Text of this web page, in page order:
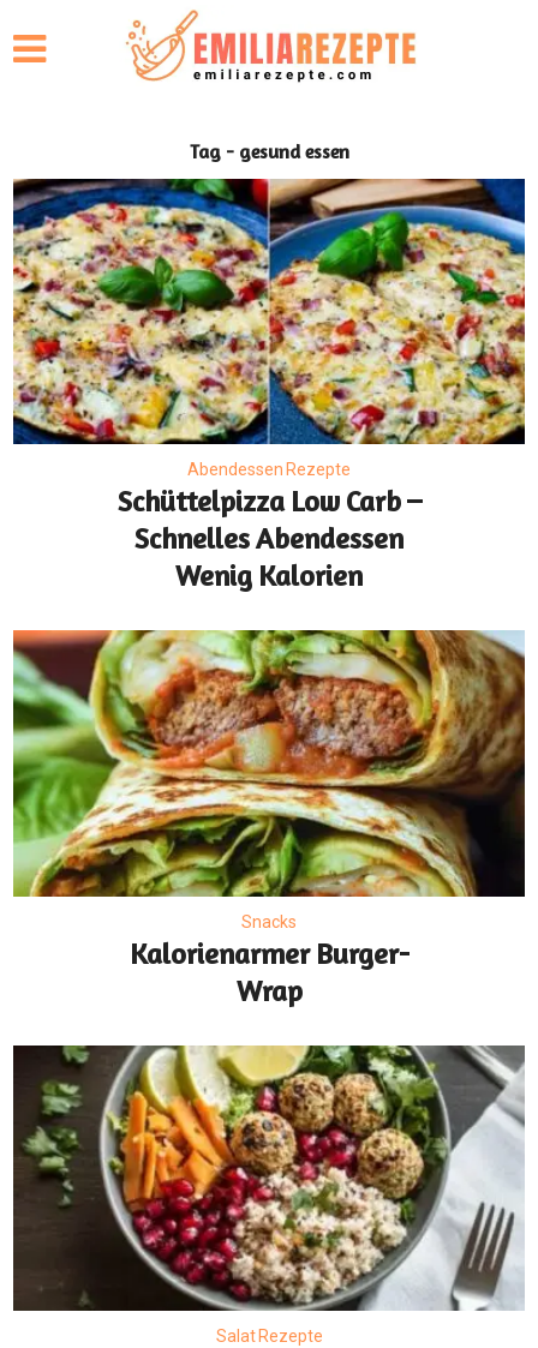
Tag - gesund essen
Abendessen Rezepte
Schüttelpizza Low Carb –
Schnelles Abendessen
Wenig Kalorien
Snacks
Kalorienarmer Burger-
Wrap
Salat Rezepte